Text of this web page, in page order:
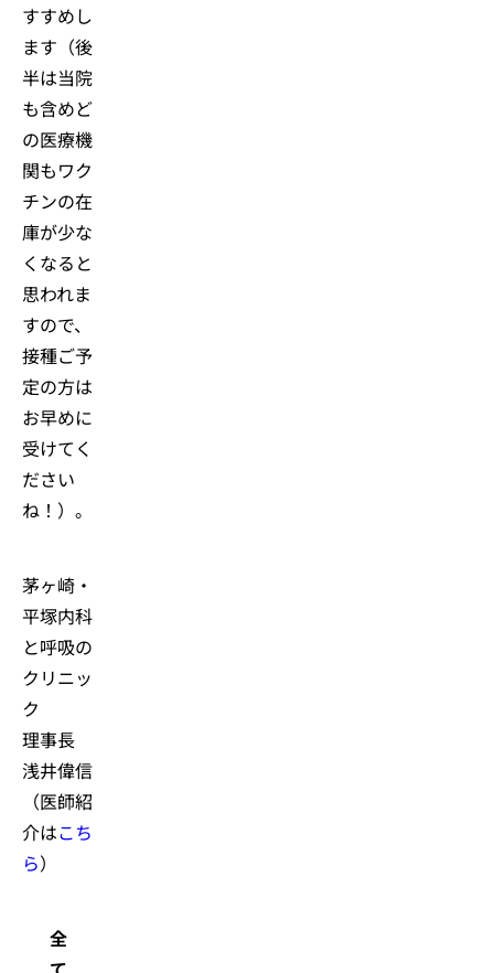
すすめし
ます（後
半は当院
も含めど
の医療機
関もワク
チンの在
庫が少な
くなると
思われま
すので、
接種ご予
定の方は
お早めに
受けてく
ださい
ね！）。
茅ヶ崎・
平塚内科
と呼吸の
クリニッ
ク
理事長
浅井偉信
（医師紹
介はこち
ら）
全